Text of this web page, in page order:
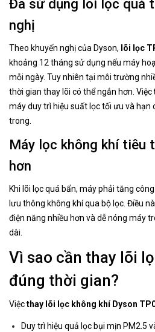
Đã sử dụng lõi lọc quá
nghị
Theo khuyến nghị của Dyson, lõi lọc
khoảng 12 tháng sử dụng nếu máy
mỗi ngày. Tuy nhiên tại môi trường
thời gian thay lõi có thể ngắn hơn. Việc
máy duy trì hiệu suất lọc tối ưu và hạn
trong.
Máy lọc không khí tiêu
hơn
Khi lõi lọc quá bẩn, máy phải tăng
lưu thông không khí qua bộ lọc. Điều
điện năng nhiều hơn và dễ nóng máy
dài.
Vì sao cần thay lõi
đúng thời gian?
Việcthay lõi lọc không khí Dyson
Duy trì hiệu quả lọc bụi mịn PM2.5